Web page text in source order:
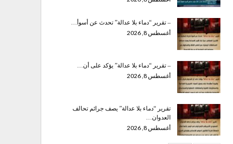
– تقرير “دماء بلا عدالة” تحدث عن أسوأ…
أغسطس 8, 2026
– تقرير “دماء بلا عدالة” يؤكد على أن…
أغسطس 8, 2026
تقرير “دماء بلا عدالة” يصف جرائم تحالف
العدوان…
أغسطس 8, 2026